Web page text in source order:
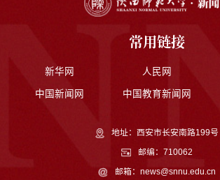
常用链接
新华网 人民网
中国新闻网 中国教育新闻网
地址：西安市长安南路199号
邮编：710062
邮箱：news@snnu.edu.cn